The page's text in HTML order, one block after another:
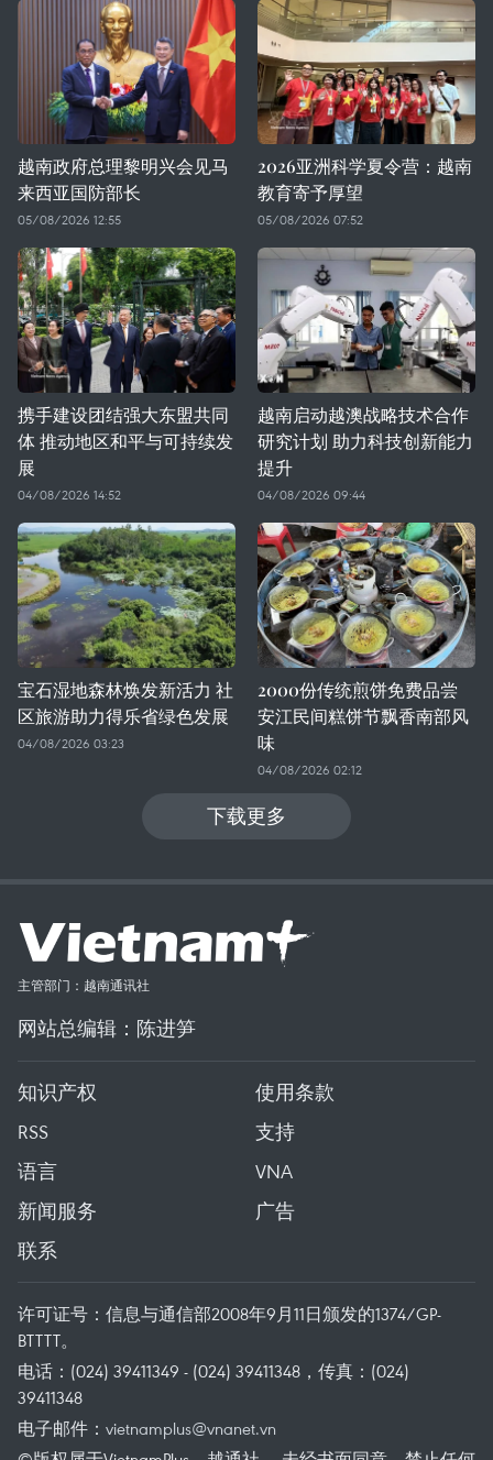
越南政府总理黎明兴会见马
来西亚国防部长
05/08/2026 12:55
2026亚洲科学夏令营：越南
教育寄予厚望
05/08/2026 07:52
携手建设团结强大东盟共同
体 推动地区和平与可持续发
展
04/08/2026 14:52
越南启动越澳战略技术合作
研究计划 助力科技创新能力
提升
04/08/2026 09:44
宝石湿地森林焕发新活力 社
区旅游助力得乐省绿色发展
04/08/2026 03:23
2000份传统煎饼免费品尝
安江民间糕饼节飘香南部风
味
04/08/2026 02:12
下载更多
主管部门：越南通讯社
网站总编辑：陈进笋
知识产权
使用条款
RSS
支持
语言
VNA
新闻服务
广告
联系
许可证号：信息与通信部2008年9月11日颁发的1374/GP-
BTTTT。
电话：(024) 39411349 - (024) 39411348，传真：(024)
39411348
电子邮件： vietnamplus@vnanet.vn